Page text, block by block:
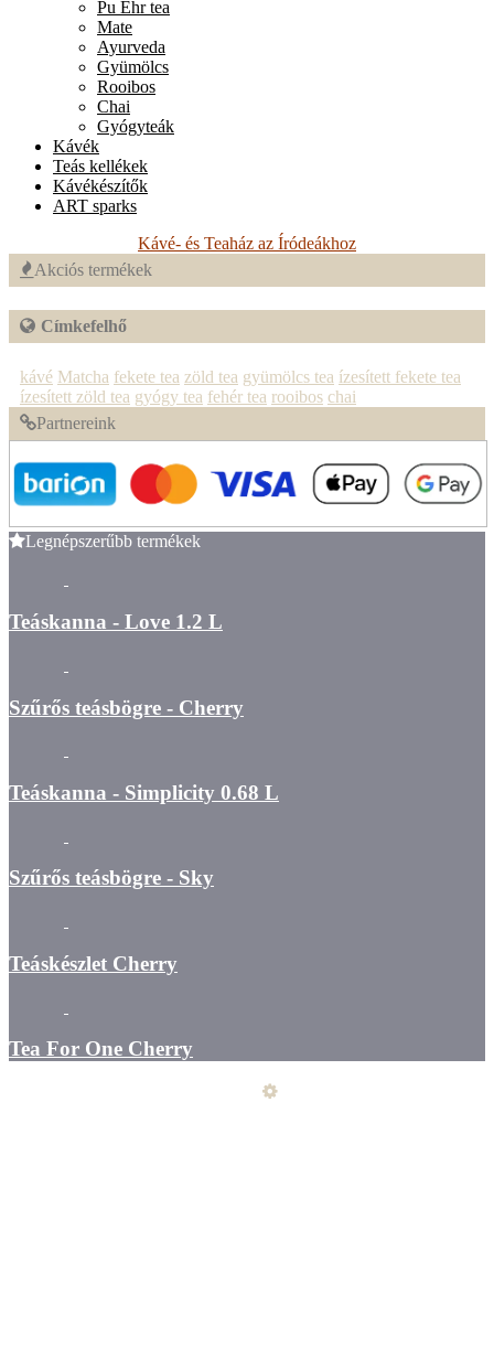
Pu Ehr tea
Mate
Ayurveda
Gyümölcs
Rooibos
Chai
Gyógyteák
Kávék
Teás kellékek
Kávékészítők
ART sparks
Kávé- és Teaház az Íródeákhoz
Akciós termékek
Címkefelhő
kávé Matcha fekete tea zöld tea gyümölcs tea ízesített fekete tea
ízesített zöld tea gyógy tea fehér tea rooibos chai
Partnereink
Legnépszerűbb termékek
Teáskanna - Love 1.2 L
Szűrős teásbögre - Cherry
Teáskanna - Simplicity 0.68 L
Szűrős teásbögre - Sky
Teáskészlet Cherry
Tea For One Cherry